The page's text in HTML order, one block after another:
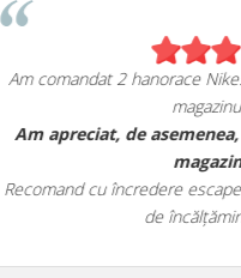
de pe
sunt cu
detaliile
Am comandat 2
Am apreciat,
Recomand cu